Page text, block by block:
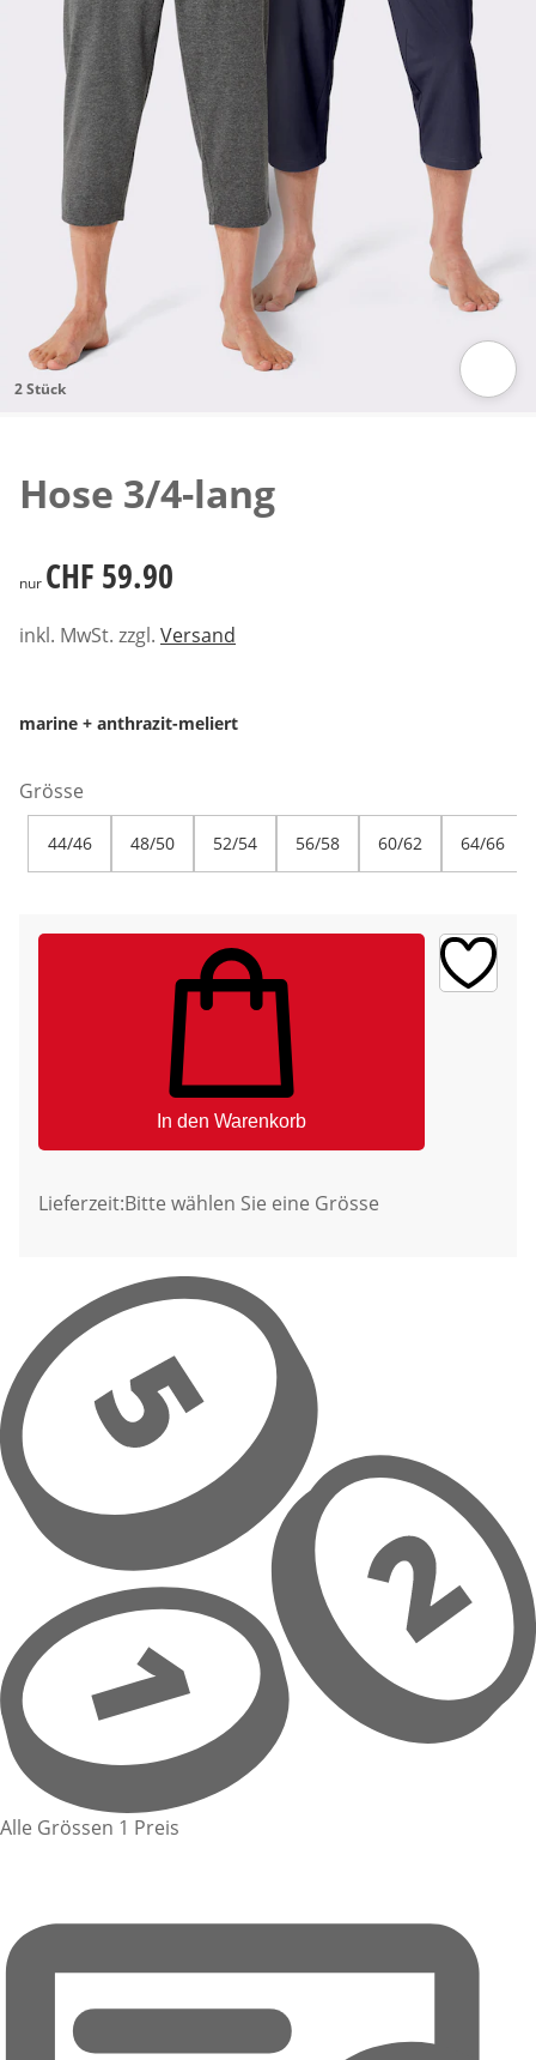
2 Stück
Hose 3/4-lang
CHF 59.90
nur CHF 59.90
inkl. MwSt. zzgl. Versand
marine + anthrazit-meliert
Grösse
44/46 48/50 52/54 56/58 60/62 64/66
In den Warenkorb
Lieferzeit:Bitte wählen Sie eine Grösse
Alle Grössen 1 Preis